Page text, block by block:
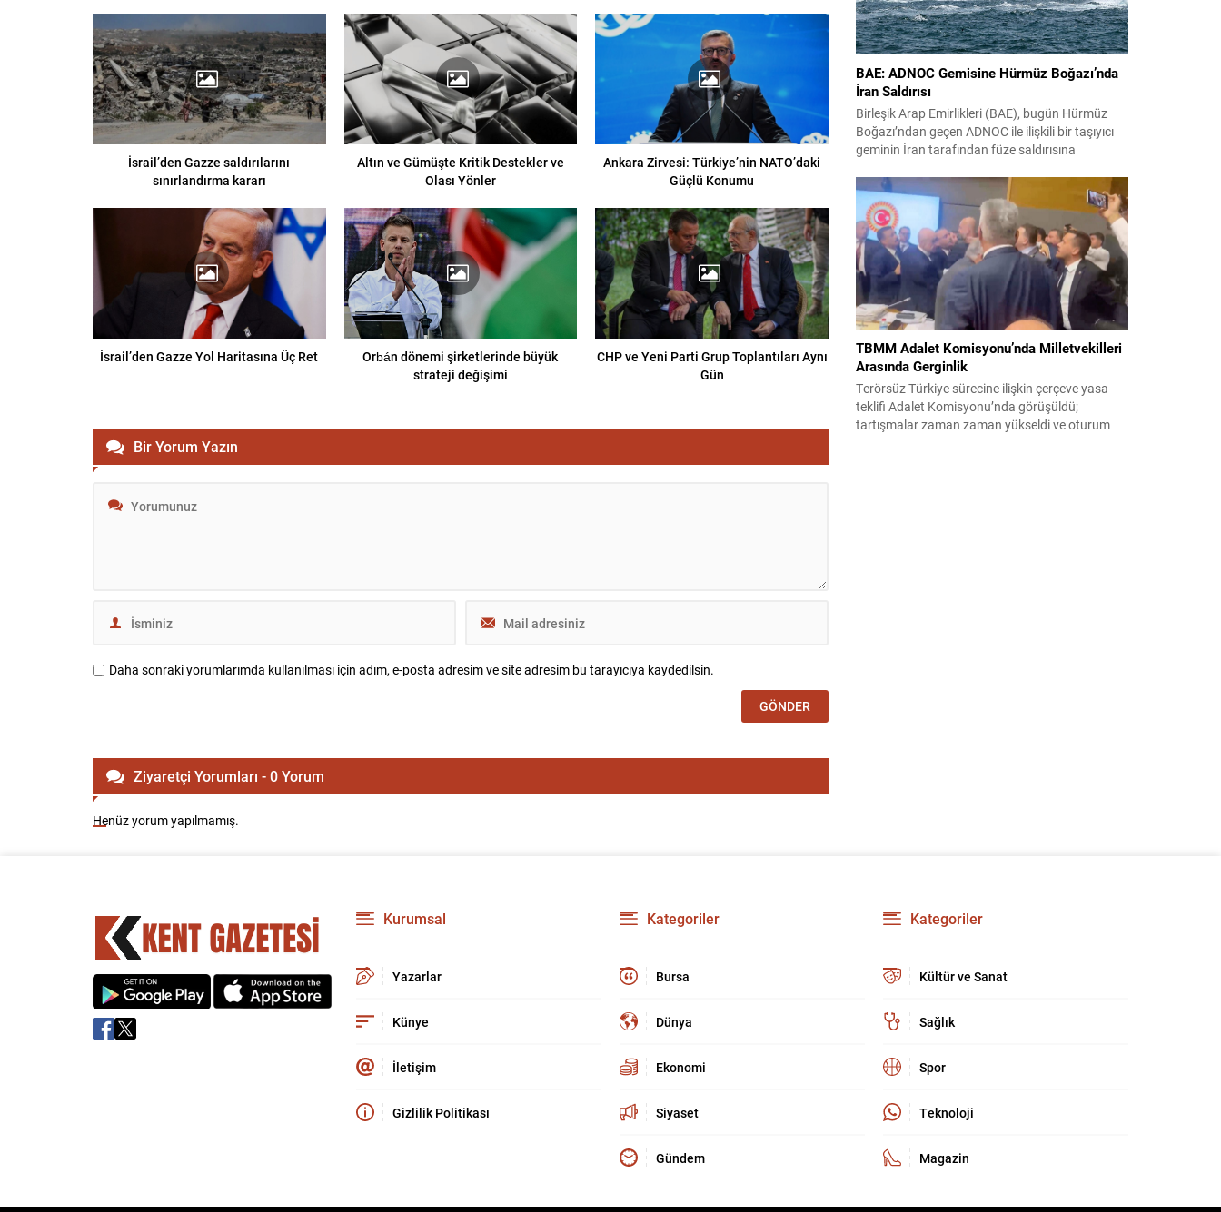
İsrail’den Gazze saldırılarını
sınırlandırma kararı
Altın ve Gümüşte Kritik Destekler ve
Olası Yönler
Ankara Zirvesi: Türkiye’nin NATO’daki
Güçlü Konumu
İsrail’den Gazze Yol Haritasına Üç Ret
Orbán dönemi şirketlerinde büyük
strateji değişimi
CHP ve Yeni Parti Grup Toplantıları Aynı
Gün
Bir Yorum Yazın
Daha sonraki yorumlarımda kullanılması için adım, e-posta adresim ve site adresim bu tarayıcıya kaydedilsin.
Ziyaretçi Yorumları - 0 Yorum
Henüz yorum yapılmamış.
BAE: ADNOC Gemisine Hürmüz Boğazı’nda
İran Saldırısı
Birleşik Arap Emirlikleri (BAE), bugün Hürmüz
Boğazı’ndan geçen ADNOC ile ilişkili bir taşıyıcı
geminin İran tarafından füze saldırısına
alındığını bildirirken saldırıyı kınadı ve Tahran’ı
korsanlıkla suçladı. WAM ajansının aktardığı ilk
açıklamada, ADNOC’a ait bir geminin sabah
saatlerinde hedef alındığı belirtildi; ilerleyen
dakikalarda ise BAE...
TBMM Adalet Komisyonu’nda Milletvekilleri
Arasında Gerginlik
Terörsüz Türkiye sürecine ilişkin çerçeve yasa
teklifi Adalet Komisyonu’nda görüşüldü;
tartışmalar zaman zaman yükseldi ve oturum
Kurumsal
Yazarlar
Künye
İletişim
Gizlilik Politikası
Kategoriler
Bursa
Dünya
Ekonomi
Siyaset
Gündem
Kategoriler
Kültür ve Sanat
Sağlık
Spor
Teknoloji
Magazin